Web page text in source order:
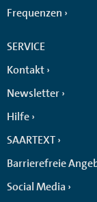
Frequenzen
SERVICE
Kontakt
Newsletter
Hilfe
SAARTEXT
Barrierefreie
Social Media